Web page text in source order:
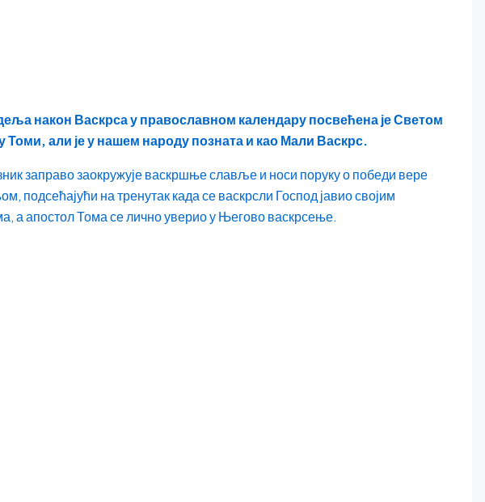
након Васкрса у православном календару посвећена је Светом
Томи, али је у нашем народу позната и као Мали Васкрс.
заправо заокружује васкршње славље и носи поруку о победи вере
подсећајући на тренутак када се васкрсли Господ јавио својим
а апостол Тома се лично уверио у Његово васкрсење.